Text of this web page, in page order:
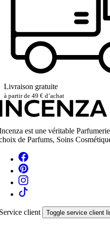
Livraison gratuite
à partir de 49 € d’achat
est une véritable
de Parfums, Soins
client Toggle service client